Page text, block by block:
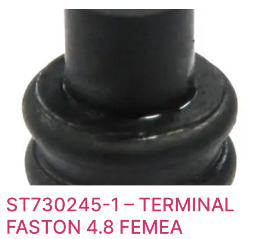
ST730245-1 – TERMINAL
FASTON 4.8 FEMEA